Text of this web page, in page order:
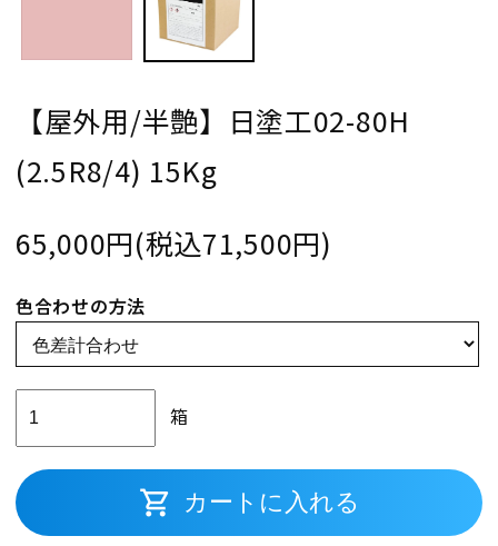
【屋外用/半艶】日塗工02-80H
(2.5R8/4) 15Kg
65,000円(税込71,500円)
色合わせの方法
箱
shopping_cart カートに入れる